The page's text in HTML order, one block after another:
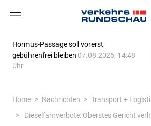
Hormus-Passage soll vorerst
gebührenfrei bleiben 07.08.2026, 14:48
Uhr
Home Nachrichten
Transport +
Dieselfahrverbote: Oberstes Gericht